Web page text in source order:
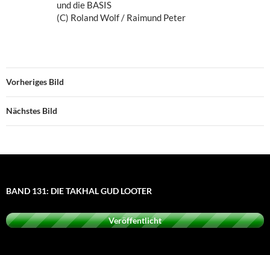
und die BASIS
(C) Roland Wolf / Raimund Peter
Vorheriges Bild
Nächstes Bild
BAND 131: DIE TAKHAL GUD LOOTER
Veröffentlicht